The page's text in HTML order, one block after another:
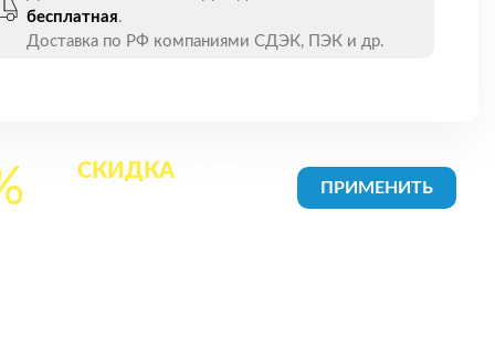
бесплатная.
Доставка по РФ компаниями СДЭК, ПЭК и др.
СКИДКА